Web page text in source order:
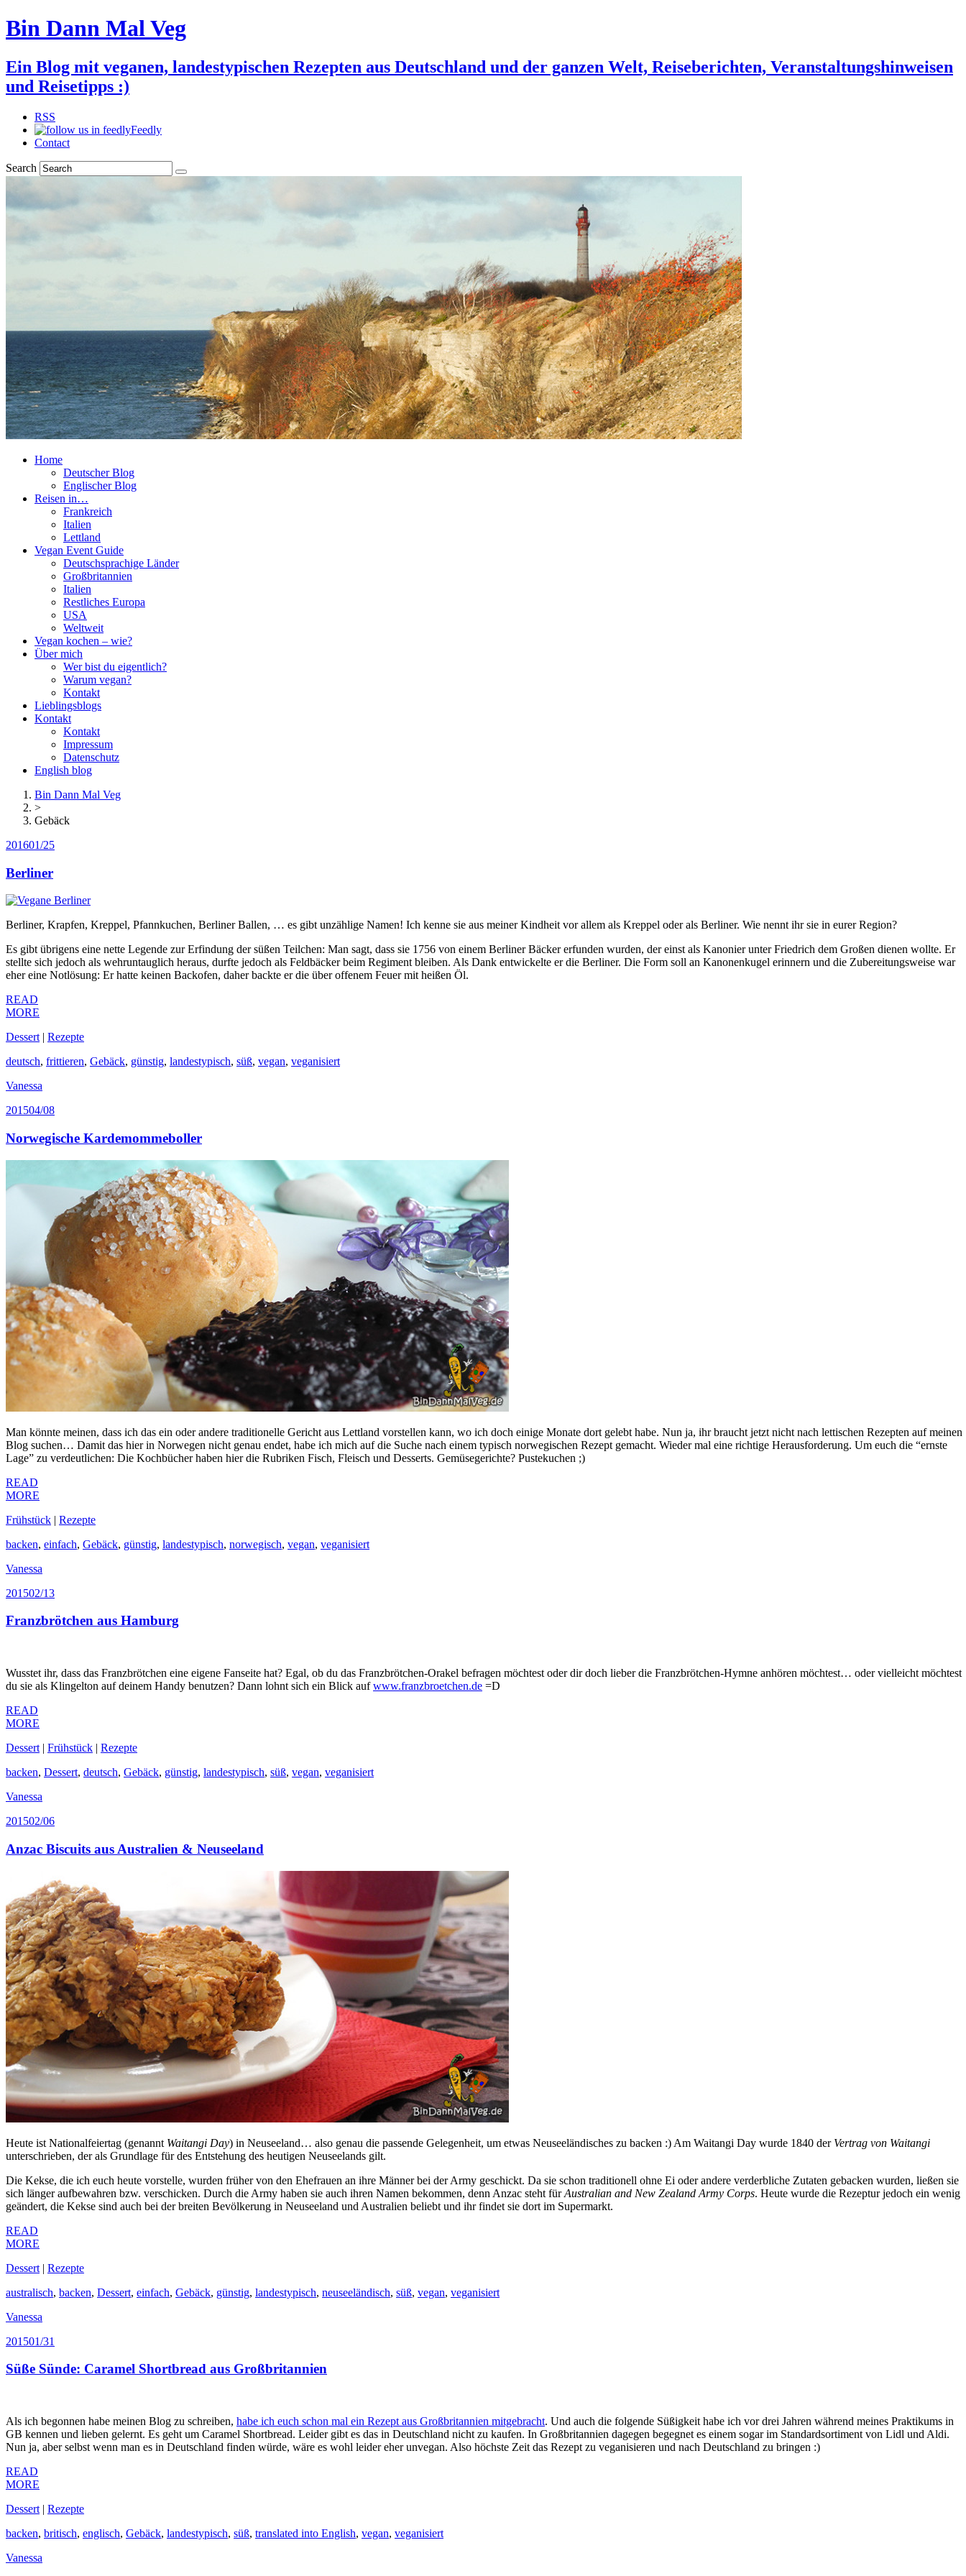
Bin Dann Mal Veg
Ein Blog mit veganen, landestypischen Rezepten aus Deutschland und der ganzen Welt, Reiseberichten, Veranstaltungshinweisen
und Reisetipps :)
RSS
Feedly
Contact
Search
Home
Deutscher Blog
Englischer Blog
Reisen in…
Frankreich
Italien
Lettland
Vegan Event Guide
Deutschsprachige Länder
Großbritannien
Italien
Restliches Europa
USA
Weltweit
Vegan kochen – wie?
Über mich
Wer bist du eigentlich?
Warum vegan?
Kontakt
Lieblingsblogs
Kontakt
Kontakt
Impressum
Datenschutz
English blog
Bin Dann Mal Veg
>
Gebäck
201601/25
Berliner
Berliner, Krapfen, Kreppel, Pfannkuchen, Berliner Ballen, … es gibt unzählige Namen! Ich kenne sie aus meiner Kindheit vor allem als Kreppel oder als Berliner. Wie nennt ihr sie in eurer Region?
Es gibt übrigens eine nette Legende zur Erfindung der süßen Teilchen: Man sagt, dass sie 1756 von einem Berliner Bäcker erfunden wurden, der einst als Kanonier unter Friedrich dem Großen dienen wollte. Er
stellte sich jedoch als wehruntauglich heraus, durfte jedoch als Feldbäcker beim Regiment bleiben. Als Dank entwickelte er die Berliner. Die Form soll an Kanonenkugel erinnern und die Zubereitungsweise war
eher eine Notlösung: Er hatte keinen Backofen, daher backte er die über offenem Feuer mit heißen Öl.
READ
MORE
Dessert | Rezepte
deutsch, frittieren, Gebäck, günstig, landestypisch, süß, vegan, veganisiert
Vanessa
201504/08
Norwegische Kardemommeboller
Man könnte meinen, dass ich das ein oder andere traditionelle Gericht aus Lettland vorstellen kann, wo ich doch einige Monate dort gelebt habe. Nun ja, ihr braucht jetzt nicht nach lettischen Rezepten auf meinen
Blog suchen… Damit das hier in Norwegen nicht genau endet, habe ich mich auf die Suche nach einem typisch norwegischen Rezept gemacht. Wieder mal eine richtige Herausforderung. Um euch die “ernste
Lage” zu verdeutlichen: Die Kochbücher haben hier die Rubriken Fisch, Fleisch und Desserts. Gemüsegerichte? Pustekuchen ;)
READ
MORE
Frühstück | Rezepte
backen, einfach, Gebäck, günstig, landestypisch, norwegisch, vegan, veganisiert
Vanessa
201502/13
Franzbrötchen aus Hamburg
Wusstet ihr, dass das Franzbrötchen eine eigene Fanseite hat? Egal, ob du das Franzbrötchen-Orakel befragen möchtest oder dir doch lieber die Franzbrötchen-Hymne anhören möchtest… oder vielleicht möchtest
du sie als Klingelton auf deinem Handy benutzen? Dann lohnt sich ein Blick aufwww.franzbroetchen.de =D
READ
MORE
Dessert | Frühstück | Rezepte
backen, Dessert, deutsch, Gebäck, günstig, landestypisch, süß, vegan, veganisiert
Vanessa
201502/06
Anzac Biscuits aus Australien & Neuseeland
Heute ist Nationalfeiertag (genannt Waitangi Day) in Neuseeland… also genau die passende Gelegenheit, um etwas Neuseeländisches zu backen :) Am Waitangi Day wurde 1840 der Vertrag von Waitangi
unterschrieben, der als Grundlage für des Entstehung des heutigen Neuseelands gilt.
Die Kekse, die ich euch heute vorstelle, wurden früher von den Ehefrauen an ihre Männer bei der Army geschickt. Da sie schon traditionell ohne Ei oder andere verderbliche Zutaten gebacken wurden, ließen sie
sich länger aufbewahren bzw. verschicken. Durch die Army haben sie auch ihren Namen bekommen, denn Anzac steht fürAustralian and New Zealand Army Corps. Heute wurde die Rezeptur jedoch ein wenig
geändert, die Kekse sind auch bei der breiten Bevölkerung in Neuseeland und Australien beliebt und ihr findet sie dort im Supermarkt.
READ
MORE
Dessert | Rezepte
australisch, backen, Dessert, einfach, Gebäck, günstig, landestypisch, neuseeländisch, süß, vegan, veganisiert
Vanessa
201501/31
Süße Sünde: Caramel Shortbread aus Großbritannien
Als ich begonnen habe meinen Blog zu schreiben, habe ich euch schon mal ein Rezept aus Großbritannien mitgebracht. Und auch die folgende Süßigkeit habe ich vor drei Jahren während meines Praktikums in
GB kennen und lieben gelernt. Es geht um Caramel Shortbread. Leider gibt es das in Deutschland nicht zu kaufen. In Großbritannien dagegen begegnet es einem sogar im Standardsortiment von Lidl und Aldi.
Nun ja, aber selbst wenn man es in Deutschland finden würde, wäre es wohl leider eher unvegan. Also höchste Zeit das Rezept zu veganisieren und nach Deutschland zu bringen :)
READ
MORE
Dessert | Rezepte
backen, britisch, englisch, Gebäck, landestypisch, süß, translated into English, vegan, veganisiert
Vanessa